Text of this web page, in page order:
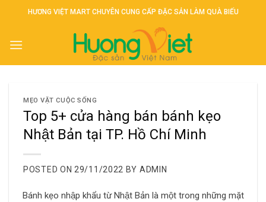
HƯƠNG VIỆT MART CHUYÊN CUNG CẤP ĐẶC SẢN LÀM QUÀ BIẾU
MẸO VẶT CUỘC SỐNG
Top 5+ cửa hàng bán bánh kẹo
Nhật Bản tại TP. Hồ Chí Minh
POSTED ON 29/11/2022 BY ADMIN
Bánh kẹo nhập khẩu từ Nhật Bản là một trong những mặt